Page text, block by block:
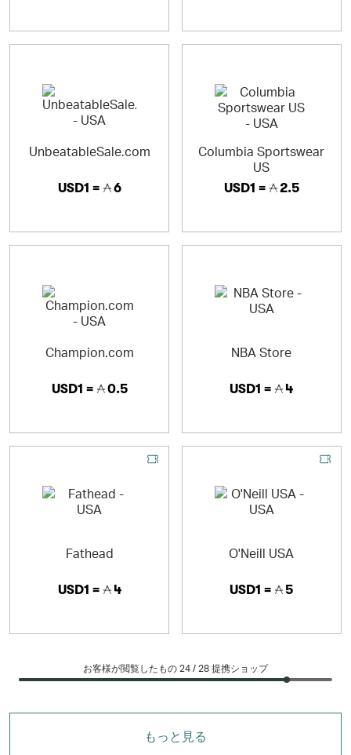
UnbeatableSale.com
USD1 = 6
Columbia Sportswear
US
USD1 = 2.5
Champion.com
USD1 = 0.5
NBA Store
USD1 = 4
Fathead
USD1 = 4
O'Neill USA
USD1 = 5
お客様が閲覧したもの 24 / 28 提携ショップ
もっと見る